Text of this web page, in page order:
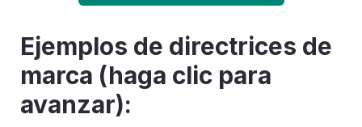
Ejemplos de directrices de
marca (haga clic para
avanzar):